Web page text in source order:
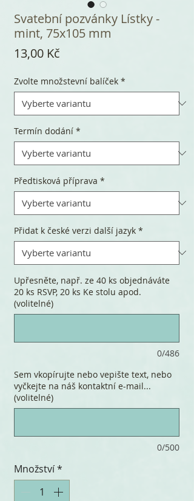
Svatební pozvánky Lístky -
mint, 75x105 mm
13,00 Kč
Zvolte množstevní balíček *
Termín dodání *
Předtisková příprava *
Přidat k české verzi další jazyk *
Upřesněte, např. ze 40 ks objednáváte
20 ks RSVP, 20 ks Ke stolu apod.
(volitelné)
0/486
Sem vkopírujte nebo vepište text, nebo
vyčkejte na náš kontaktní e-mail...
(volitelné)
0/500
Množství*